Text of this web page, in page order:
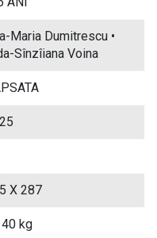
Maria Dumitrescu •
Sînzîiana Voina
X 287
kg